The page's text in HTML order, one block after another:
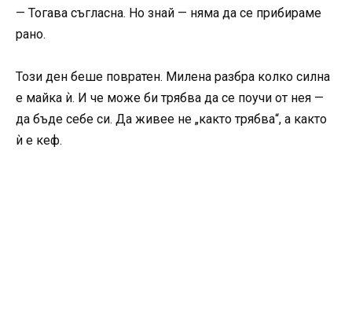
— Тогава съгласна. Но знай — няма да се прибираме
рано.
Този ден беше повратен. Милена разбра колко силна
е майка ѝ. И че може би трябва да се поучи от нея —
да бъде себе си. Да живее не „както трябва“, а както
ѝ е кеф.